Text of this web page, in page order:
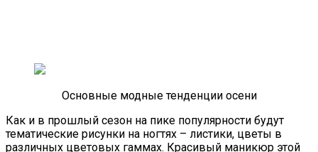
Основные модные тенденции осени
Как и в прошлый сезон на пике популярности будут
тематические рисунки на ногтях – листики, цветы в
различных цветовых гаммах. Красивый маникюр этой